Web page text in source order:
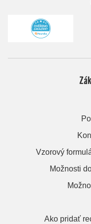
Vzorový
Možnosti
Ako pridať